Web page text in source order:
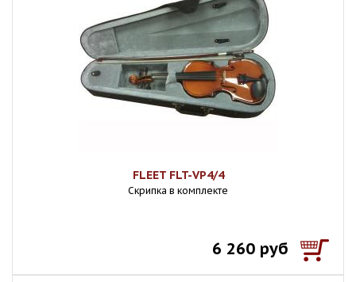
FLEET FLT-VP4/4
Скрипка в комплекте
6 260 руб